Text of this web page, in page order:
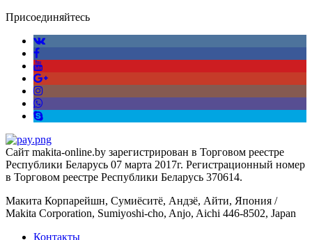
Присоединяйтесь
Сайт makita-online.by зарегистрирован в Торговом реестре
Республики Беларусь 07 марта 2017г. Регистрационный номер
в Торговом реестре Республики Беларусь 370614.
Макита Корпарейшн, Сумиёситё, Андзё, Айти, Япония /
Makita Corporation, Sumiyoshi-cho, Anjo, Aichi 446-8502, Japan
Контакты